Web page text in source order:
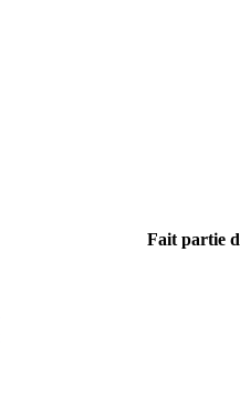
Fait partie